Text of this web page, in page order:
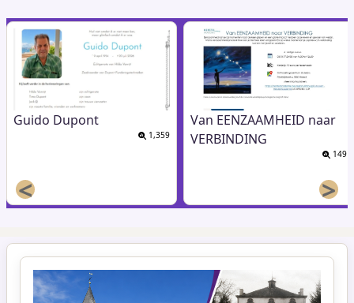
Guido Dupont
1,359
Van EENZAAMHEID naar
VERBINDING
149
< >